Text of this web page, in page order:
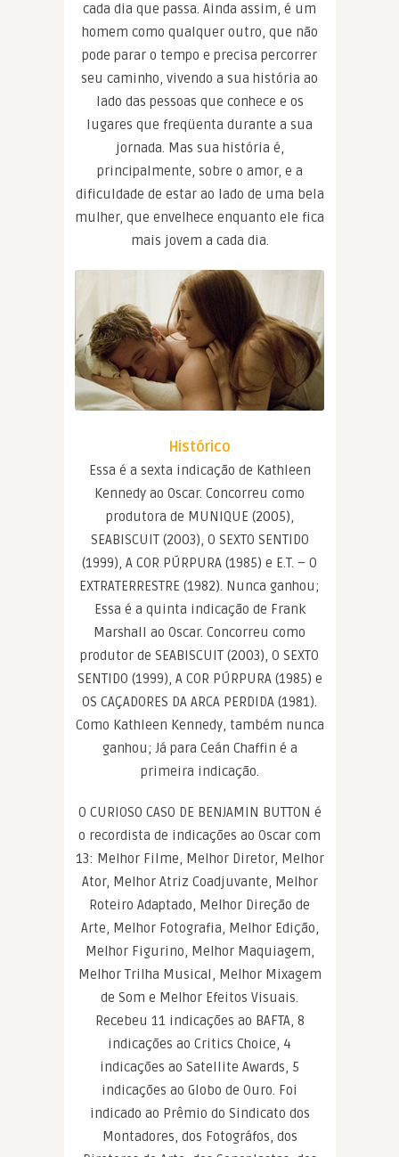
cada dia que passa. Ainda assim, é um
homem como qualquer outro, que não
pode parar o tempo e precisa percorrer
seu caminho, vivendo a sua história ao
lado das pessoas que conhece e os
lugares que freqüenta durante a sua
jornada. Mas sua história é,
principalmente, sobre o amor, e a
dificuldade de estar ao lado de uma bela
mulher, que envelhece enquanto ele fica
mais jovem a cada dia.
Histórico
Essa é a sexta indicação de Kathleen
Kennedy ao Oscar. Concorreu como
produtora de MUNIQUE (2005),
SEABISCUIT (2003), O SEXTO SENTIDO
(1999), A COR PÚRPURA (1985) e E.T. – O
EXTRATERRESTRE (1982). Nunca ganhou;
Essa é a quinta indicação de Frank
Marshall ao Oscar. Concorreu como
produtor de SEABISCUIT (2003), O SEXTO
SENTIDO (1999), A COR PÚRPURA (1985) e
OS CAÇADORES DA ARCA PERDIDA (1981).
Como Kathleen Kennedy, também nunca
ganhou; Já para Ceán Chaffin é a
primeira indicação.
O CURIOSO CASO DE BENJAMIN BUTTON é
o recordista de indicações ao Oscar com
13: Melhor Filme, Melhor Diretor, Melhor
Ator, Melhor Atriz Coadjuvante, Melhor
Roteiro Adaptado, Melhor Direção de
Arte, Melhor Fotografia, Melhor Edição,
Melhor Figurino, Melhor Maquiagem,
Melhor Trilha Musical, Melhor Mixagem
de Som e Melhor Efeitos Visuais.
Recebeu 11 indicações ao BAFTA, 8
indicações ao Critics Choice, 4
indicações ao Satellite Awards, 5
indicações ao Globo de Ouro. Foi
indicado ao Prêmio do Sindicato dos
Montadores, dos Fotográfos, dos